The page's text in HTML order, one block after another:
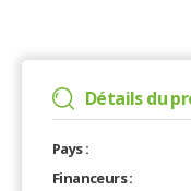
Détails du
Pays :
Financeurs :